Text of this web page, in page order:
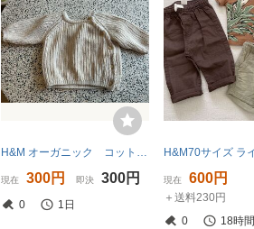
H&M オーガニック コットン ニット
現在 300円 即決 300円
0 1日
現在 600円
＋送料230円
0
18時間